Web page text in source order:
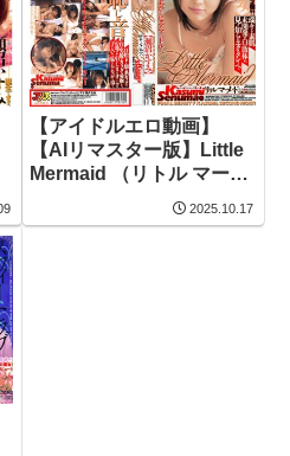
【アイドルエロ動画】
【AIリマスター版】Little
Mermaid （リトル マーメ
イド） 瀬沼かすみ
2025.10.17